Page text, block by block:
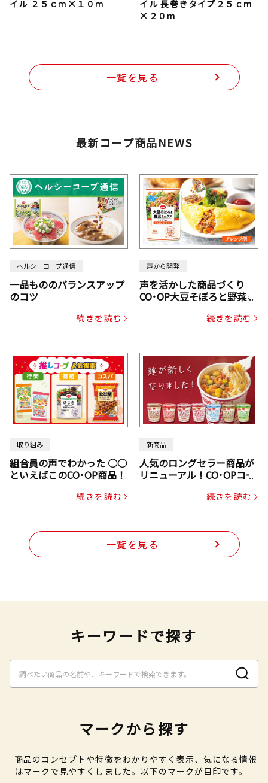
イル ２５ｃｍ×１０ｍ
イル 長巻きタイプ２５ｃｍ
×２０ｍ
一覧を見る
最新コープ商品NEWS
ヘルシーコープ通信
一品もののバランスアップ
のコツ
続きを読む
声から開発
声を活かした商品づくり
CO･OP大豆そぼろと野菜ミ
じん・コーン入り）続きを読む
取り組み
組合員の声でわかった ○○
といえばこのCO･OP商品！
続きを読む
新商品
人気のロングセラー商品が
リニューアル！CO･OPコー
続きを読む
一覧を見る
キーワードで探す
マークから探す
商品のコンセプトや特徴をわかりやすく表示、気になる情報
はマークで見やすくしました。以下のマークが目印です。